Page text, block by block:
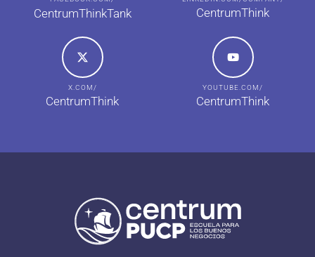
CentrumThinkTank CentrumThink
X.COM/
CentrumThink
YOUTUBE.COM/
CentrumThink